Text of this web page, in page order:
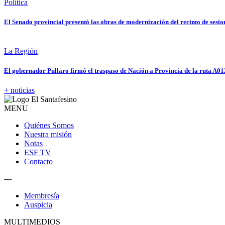
Política
El Senado provincial presentó las obras de modernización del recinto de
La Región
El gobernador Pullaro firmó el traspaso de Nación a Provincia de la ruta
+ noticias
MENU
Quiénes Somos
Nuestra misión
Notas
ESF TV
Contacto
---
Membresía
Auspicia
MULTIMEDIOS